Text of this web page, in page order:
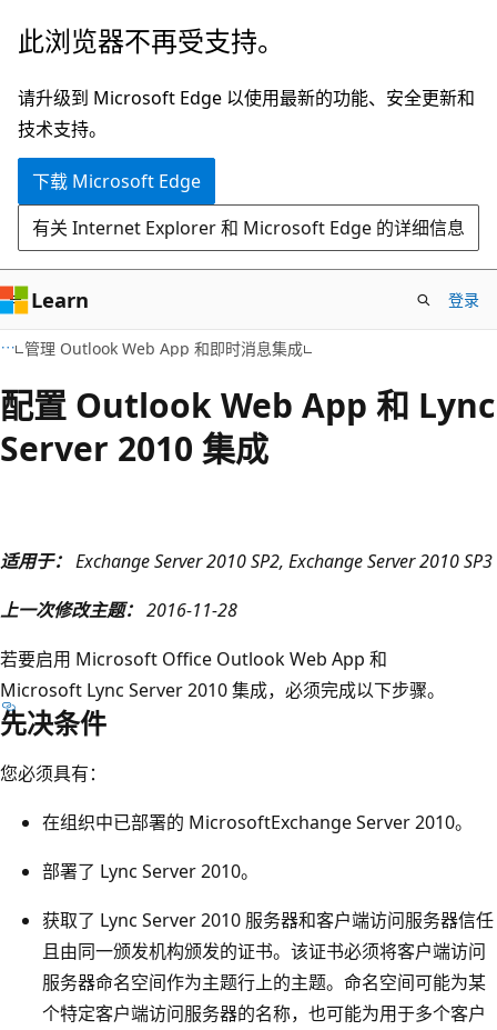
跳
主
要
内
此浏览器不再受支持。
请升级到 Microsoft Edge 以使用最新的功能、安全更新和
技术支持。
下载 Microsoft Edge
有关 Internet Explorer 和 Microsoft Edge 的详细信息
Learn 登录
管理 Outlook Web App 和即时消息集成
配置 Outlook Web App 和 Lync
Server 2010 集成
适用于： Exchange Server 2010 SP2, Exchange Server 2010 SP3
上一次修改主题： 2016-11-28
若要启用 Microsoft Office Outlook Web App 和
Microsoft Lync Server 2010 集成，必须完成以下步骤。
先决条件
您必须具有：
在组织中已部署的 MicrosoftExchange Server 2010。
部署了 Lync Server 2010。
获取了 Lync Server 2010 服务器和客户端访问服务器信任
且由同一颁发机构颁发的证书。该证书必须将客户端访问
服务器命名空间作为主题行上的主题。命名空间可能为某
个特定客户端访问服务器的名称，也可能为用于多个客户